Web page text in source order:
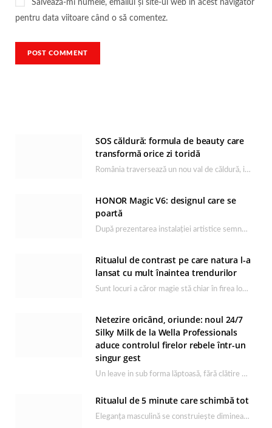
Salvează-mi numele, emailul și site-ul web în acest navigator
pentru data viitoare când o să comentez.
SOS căldură: formula de beauty care
transformă orice zi toridă
România traversează un nou val de căldură, iar rutina de îngrijire capătă un rol esențial…
HONOR Magic V6: designul care se
poartă
După prezentarea instalației artistice semnată de Catrinel Săbăciag în cadrul evenimentului de lansare HONOR Magic…
Ritualul de contrast pe care natura l-a
lansat cu mult înaintea trendurilor
Sunt locuri a căror magie stă chiar în firea lor naturală, iar Lacul Ursu din…
Netezire oricând, oriunde: noul 24/7
Silky Milk de la Wella Professionals
aduce controlul firelor rebele într-un
singur gest
Un leave in sub forma lăptoasă, fără clătire care completează rutina Ultimate Smooth și transformă…
Ritualul de 5 minute care schimbă tot
Eleganța masculină se construiește dimineața, în câteva minute și cu produsele potrivite. O rutină de…